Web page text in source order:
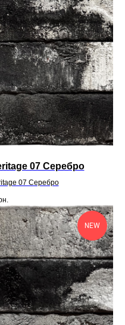
07 Серебро
07 Серебро
NEW